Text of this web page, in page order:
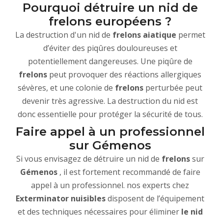
Pourquoi détruire un nid de
frelons européens ?
La destruction d'un nid de frelons aiatique permet
d’éviter des piqûres douloureuses et
potentiellement dangereuses. Une piqûre de
frelons peut provoquer des réactions allergiques
sévères, et une colonie de frelons perturbée peut
devenir très agressive. La destruction du nid est
donc essentielle pour protéger la sécurité de tous.
Faire appel à un professionnel
sur Gémenos
Si vous envisagez de détruire un nid de frelonssur
Gémenos, il est fortement recommandé de faire
appel à un professionnel. nos experts chez
Exterminator nuisiblesdisposent de l’équipement
et des techniques nécessaires pour éliminerle nid